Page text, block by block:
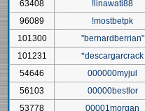
63408
!linawati88
96089
!mostbetpk
101300
"bernardberrian"
101231
*descargarcrack
54646
000000myjul
56103
00000bestlor
53778
00001morgan